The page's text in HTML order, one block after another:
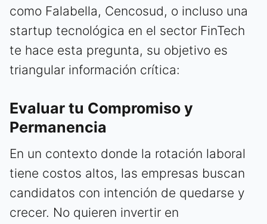
como Falabella, Cencosud, o incluso una
startup tecnológica en el sector FinTech
te hace esta pregunta, su objetivo es
triangular información crítica:
Evaluar tu Compromiso y
Permanencia
En un contexto donde la rotación laboral
tiene costos altos, las empresas buscan
candidatos con intención de quedarse y
crecer. No quieren invertir en